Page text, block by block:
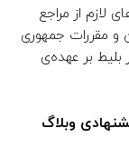
لازم از مراجع
و مقررات جمهوری
بر عهده‌ی
وبلاگ